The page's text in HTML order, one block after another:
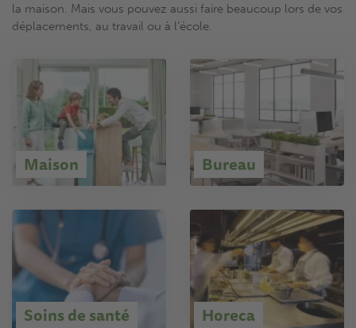
la maison. Mais vous pouvez aussi faire beaucoup lors de vos
déplacements, au travail ou à l’école.
Maison Bureau
Soins de santé Horeca